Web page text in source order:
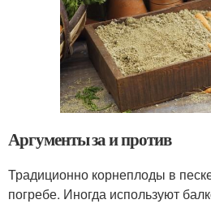
Аргументы за и против
Традиционно корнеплоды в
погребе. Иногда используют